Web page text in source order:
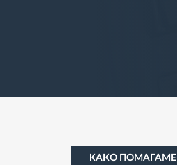
КАКО ПОМАГАМЕ